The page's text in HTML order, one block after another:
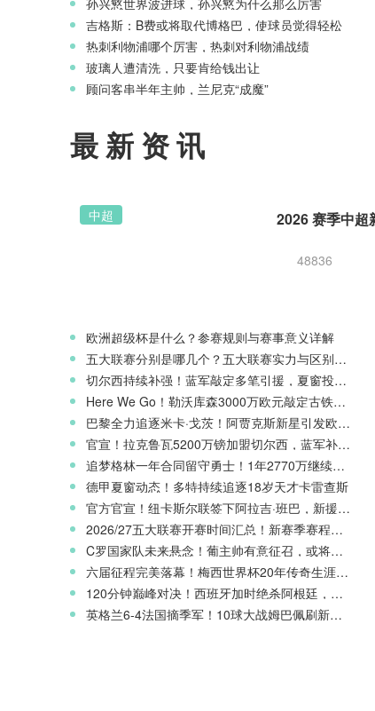
孙兴慜世界波进球，孙兴慜为什么那么厉害
吉格斯：B费或将取代博格巴，使球员觉得轻松
热刺利物浦哪个厉害，热刺对利物浦战绩
玻璃人遭清洗，只要肯给钱出让
顾问客串半年主帅，兰尼克“成魔”
最新资讯
中超
48836
欧洲超级杯是什么？参赛规则与赛事意义详解
五大联赛分别是哪几个？五大联赛实力与区别科普
切尔西持续补强！蓝军敲定多笔引援，夏窗投入稳居英超前列
Here We Go！勒沃库森3000万欧元敲定古铁雷斯，寻找格里马尔多继任者
巴黎全力追逐米卡·戈茨！阿贾克斯新星引发欧冠豪门争夺
官宣！拉克鲁瓦5200万镑加盟切尔西，蓝军补强后防线
追梦格林一年合同留守勇士！1年2770万继续搭档库里
德甲夏窗动态！多特持续追逐18岁天才卡雷查斯
官方官宣！纽卡斯尔联签下阿拉吉·班巴，新援身披8号战袍
2026/27五大联赛开赛时间汇总！新赛季赛程官宣
C罗国家队未来悬念！葡主帅有意征召，或将出战欧国联
六届征程完美落幕！梅西世界杯20年传奇生涯完整回顾
120分钟巅峰对决！西班牙加时绝杀阿根廷，斩获2026世界杯冠军
英格兰6-4法国摘季军！10球大战姆巴佩刷新世界杯纪录